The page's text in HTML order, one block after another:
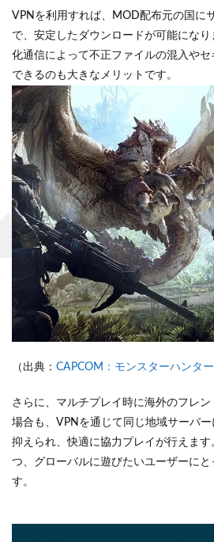
VPNを利用すれば、MOD配布元の国に
で、安定したダウンロードが可能にな
化通信によって不正ファイルの混入や
できるのも大きなメリットです。
（出典： CAPCOM：モンスターハンタ
さらに、マルチプレイ時に海外のフレ
場合も、VPNを通じて同じ地域サーバ
抑えられ、快適に協力プレイが行えま
つ、グローバルに遊びたいユーザーに
す。